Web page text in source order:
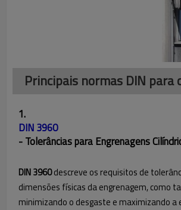
Principais normas DIN para
1.
DIN 3960
- Tolerâncias para Engrenagens
DIN 3960descreve os requisitos de
dimensões físicas da engrenagem, como
minimizando o desgaste e maximizando a